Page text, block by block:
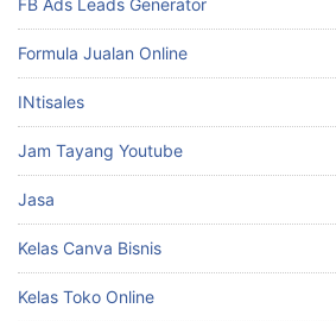
Formula Jualan Online
INtisales
Jam Tayang Youtube
Jasa
Kelas Canva Bisnis
Kelas Toko Online